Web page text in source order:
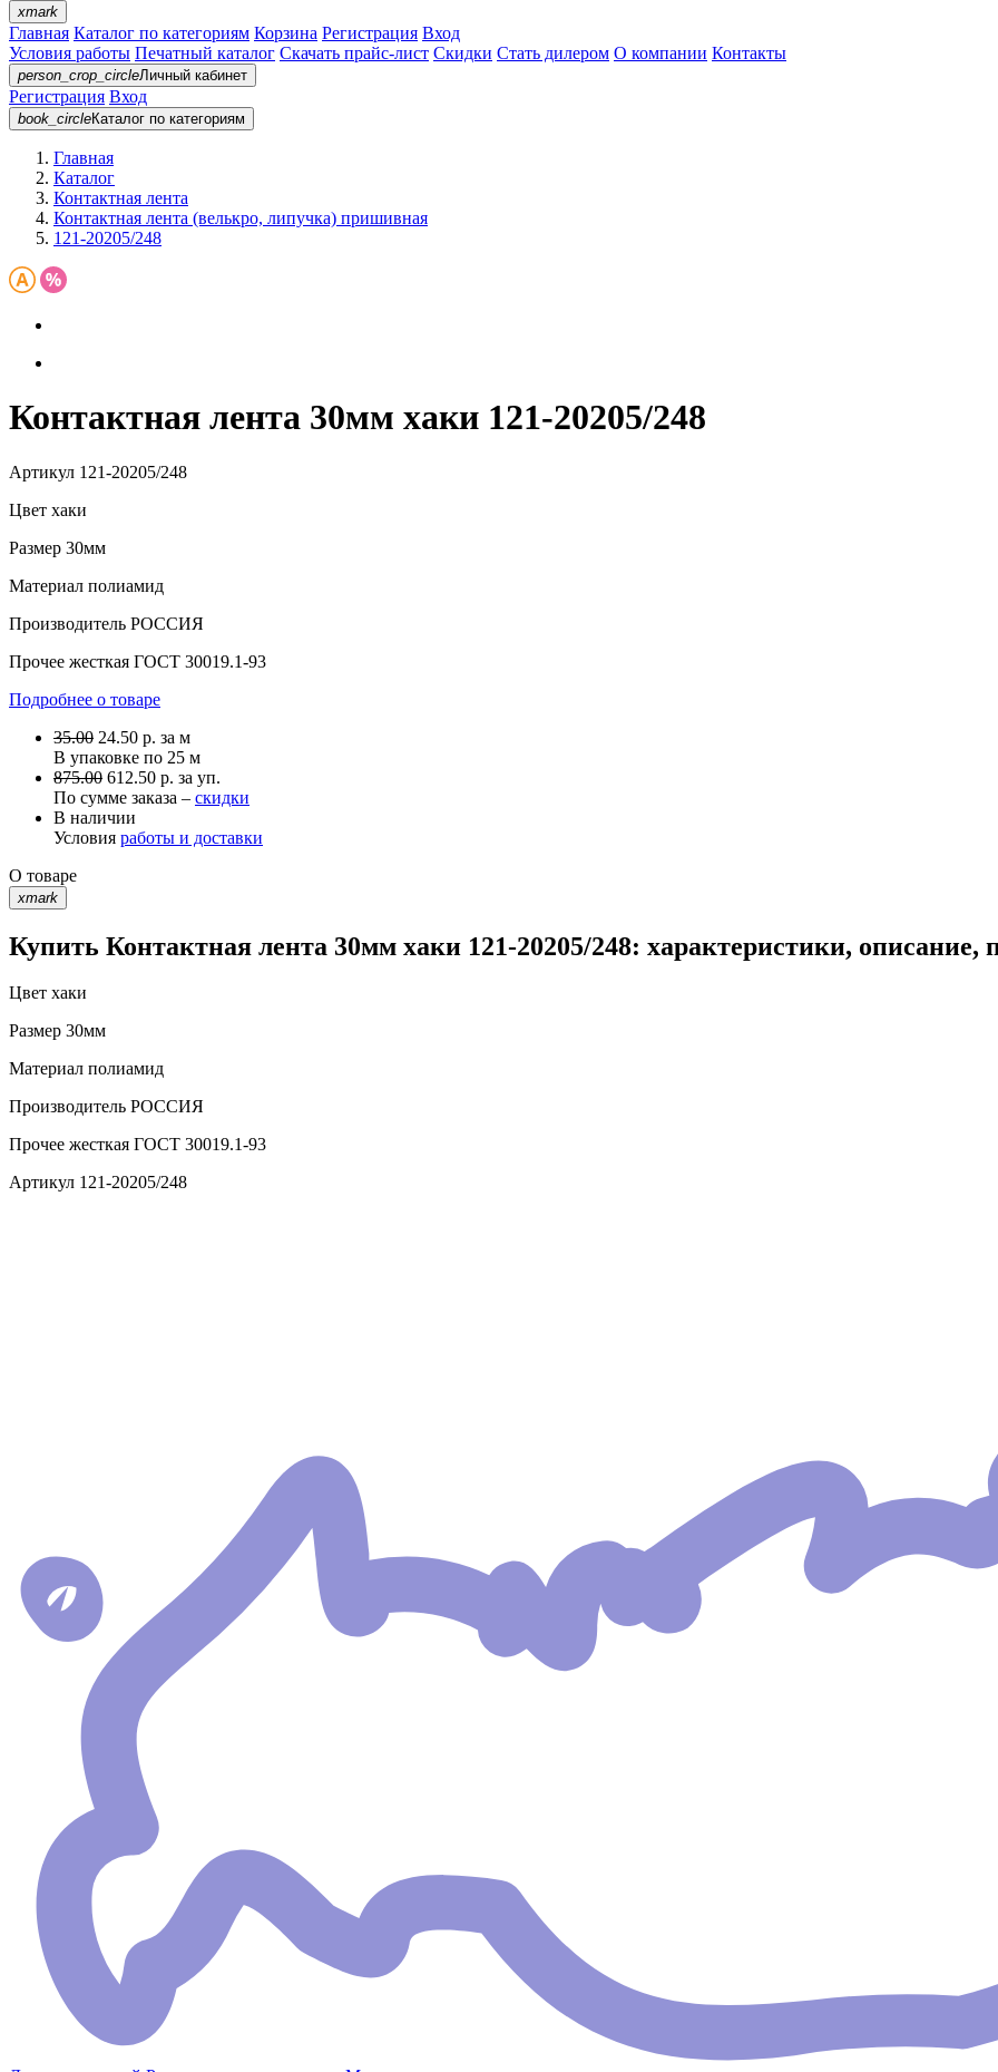
xmark
Главная Каталог по категориям Корзина Регистрация Вход
Условия работы Печатный каталог Скачать прайс-лист Скидки Стать дилером О компании Контакты
person_crop_circleЛичный кабинет
Регистрация Вход
book_circleКаталог по категориям
Главная
Каталог
Контактная лента
Контактная лента (велькро, липучка) пришивная
121-20205/248
Контактная лента 30мм хаки 121-20205/248
Артикул 121-20205/248
Цвет хаки
Размер 30мм
Материал полиамид
Производитель РОССИЯ
Прочее жесткая ГОСТ 30019.1-93
Подробнее о товаре
35.00 24.50 р. за м
В упаковке по 25 м
875.00 612.50 р. за уп.
По сумме заказа – скидки
В наличии
Условия работы и доставки
О товаре
xmark
Купить Контактная лента 30мм хаки 121-20205/248: характеристики, описание,
Цвет хаки
Размер 30мм
Материал полиамид
Производитель РОССИЯ
Прочее жесткая ГОСТ 30019.1-93
Артикул 121-20205/248